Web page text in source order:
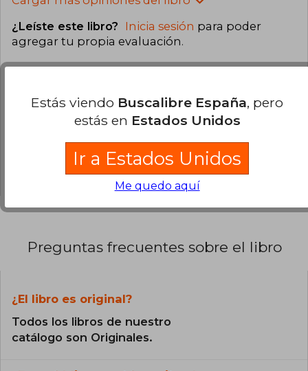
¿Leíste este libro? Inicia sesión para poder
agregar tu propia evaluación.
7% (10)
3% (5)
1% (2)
3% (5)
Preguntas frecuentes sobre el libro
¿El libro es original?
Todos los libros de nuestro
catálogo son Originales.
Estás viendo Buscalibre España, pero
estás en Estados Unidos
Ir a Estados Unidos
Me quedo aquí